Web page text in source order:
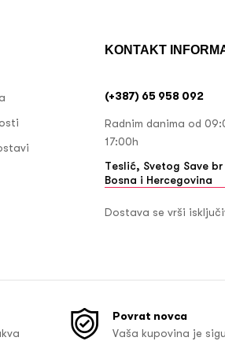
KONTAKT
(+387) 65 958 092
Radnim danima od
17:00h
Teslić, Svetog Save br
Bosna i Hercegovina
Dostava se vrši
Povrat novca
Vaša kupovina je